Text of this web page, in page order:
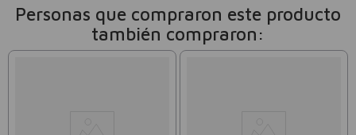
Personas que compraron este producto
también compraron: